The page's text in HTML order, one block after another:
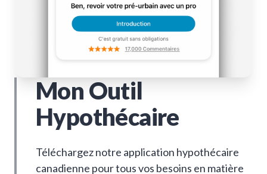
Mon Outil
Hypothécaire
Téléchargez notre application hypothécaire
canadienne pour tous vos besoins en matière